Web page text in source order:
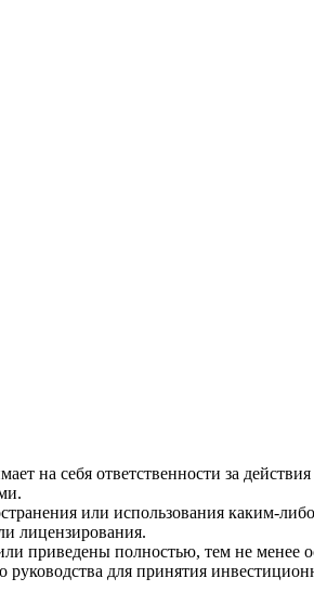
на себя ответственности за
или использования каким-
лицензирования.
приведены полностью, тем не менее
руководства для принятия